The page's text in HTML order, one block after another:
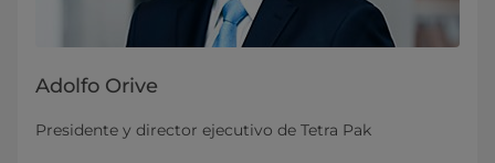
Adolfo Orive
Presidente y director ejecutivo de Tetra Pak